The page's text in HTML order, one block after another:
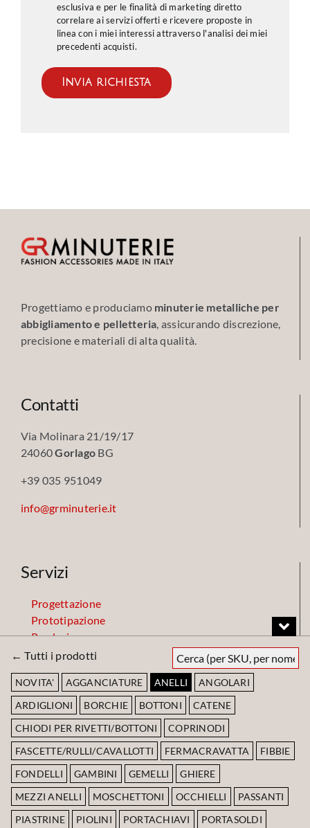
← Tutti i prodotti
NOVITA' AGGANCIATURE ANELLI
ANGOLARI
ARDIGLIONI
BORCHIE BOTTONI
CATENE
CHIODI PER RIVETTI/BOTTONI
COPRINODI
FASCETTE/RULLI/CAVALLOTTI
FERMACRAVATTA
FIBBIE
FONDELLI
GAMBINI GEMELLI
GHIERE
MEZZI ANELLI
MOSCHETTONI OCCHIELLI
PASSANTI
PIASTRINE
PIOLINI PORTACHIAVI PORTASOLDI
esclusiva e per le finalità di marketing diretto
correlare ai servizi offerti e ricevere proposte in
linea con i miei interessi attraverso l'analisi dei miei
precedenti acquisti.
Progettiamo e produciamo minuterie metalliche per
abbigliamento e pelletteria , assicurando discrezione,
precisione e materiali di alta qualità.
Contatti
Via Molinara 21/19/17
24060Gorlago BG
+39 035 951049
info@grminuterie.it
Servizi
Progettazione
Prototipazione
Produzione
Finiture
Codice Etico
Scarica Codice Etico